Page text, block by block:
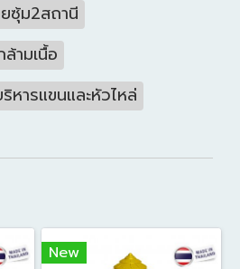
ซุ้ม2สถานี
ามเนื้อ
ารแขนและหัวไหล่
New